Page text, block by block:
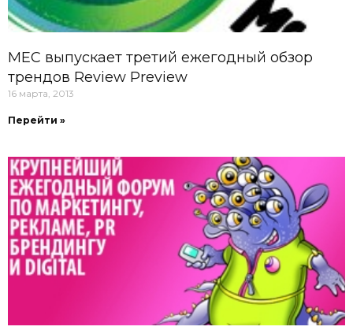
МЕС выпускает третий ежегодный обзор
трендов Review Preview
16 марта, 2013
Перейти »